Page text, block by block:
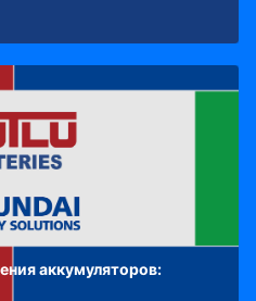
аккумуляторов: